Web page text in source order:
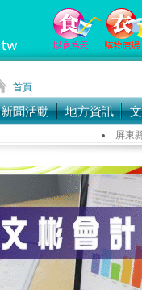
新聞活動 地方資訊
屏東
臺東
首頁